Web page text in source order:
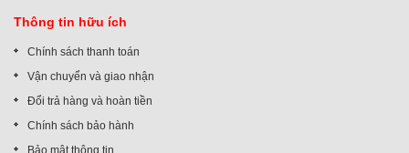
Thông tin hữu ích
Chính sách thanh toán
Vận chuyển và giao nhận
Đổi trả hàng và hoàn tiền
Chính sách bảo hành
Bảo mật thông tin